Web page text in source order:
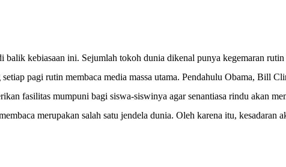
kebiasaan ini. Sejumlah tokoh dunia dikenal punya kegemaran
pagi rutin membaca media massa utama. Pendahulu Obama, Bill
fasilitas mumpuni bagi siswa-siswinya agar senantiasa rindu akan
merupakan salah satu jendela dunia. Oleh karena itu, kesadaran